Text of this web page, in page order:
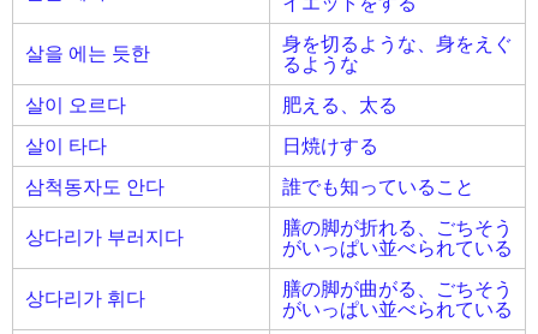
살을 에는 듯한
身を切るような、身をえぐ
るような
살이 오르다
肥える、太る
살이 타다
日焼けする
삼척동자도 안다
誰でも知っていること
상다리가 부러지다
膳の脚が折れる、ごちそう
がいっぱい並べられている
상다리가 휘다
膳の脚が曲がる、ごちそう
がいっぱい並べられている